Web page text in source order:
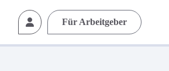
Für Arbeitgeber